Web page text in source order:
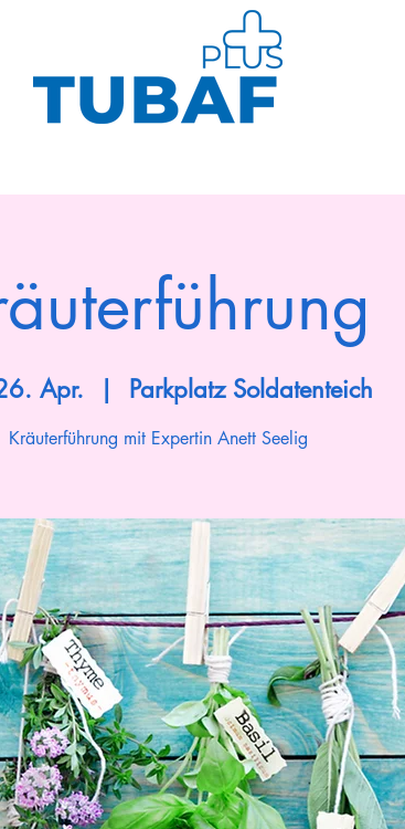
Apr. Parkplatz Soldatenteich
Kräuterführung mit Expertin Anett Seelig